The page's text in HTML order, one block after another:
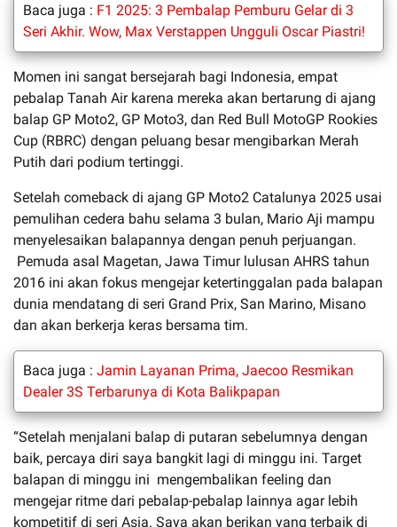
Baca juga : F1 2025: 3 Pembalap Pemburu Gelar di 3
Seri Akhir. Wow, Max Verstappen Ungguli Oscar Piastri!
Momen ini sangat bersejarah bagi Indonesia, empat
pebalap Tanah Air karena mereka akan bertarung di ajang
balap GP Moto2, GP Moto3, dan Red Bull MotoGP Rookies
Cup (RBRC) dengan peluang besar mengibarkan Merah
Putih dari podium tertinggi.
Setelah comeback di ajang GP Moto2 Catalunya 2025 usai
pemulihan cedera bahu selama 3 bulan, Mario Aji mampu
menyelesaikan balapannya dengan penuh perjuangan.
Pemuda asal Magetan, Jawa Timur lulusan AHRS tahun
2016 ini akan fokus mengejar ketertinggalan pada balapan
dunia mendatang di seri Grand Prix, San Marino, Misano
dan akan berkerja keras bersama tim.
Baca juga : Jamin Layanan Prima, Jaecoo Resmikan
Dealer 3S Terbarunya di Kota Balikpapan
“Setelah menjalani balap di putaran sebelumnya dengan
baik, percaya diri saya bangkit lagi di minggu ini. Target
balapan di minggu ini mengembalikan feeling dan
mengejar ritme dari pebalap-pebalap lainnya agar lebih
kompetitif di seri Asia. Saya akan berikan yang terbaik di